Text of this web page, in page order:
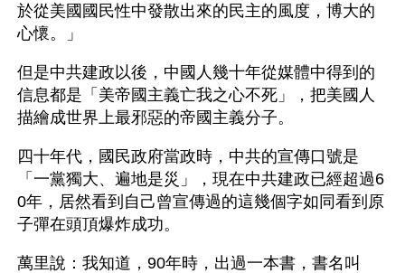
於從美國國民性中發散出來的民主的風度，博大的
心懷。」
但是中共建政以後，中國人幾十年從媒體中得到的
信息都是「美帝國主義亡我之心不死」，把美國人
描繪成世界上最邪惡的帝國主義分子。
四十年代，國民政府當政時，中共的宣傳口號是
「一黨獨大、遍地是災」，現在中共建政已經超過6
0年，居然看到自己曾宣傳過的這幾個字如同看到原
子彈在頭頂爆炸成功。
萬里說：我知道，90年時，出過一本書，書名叫